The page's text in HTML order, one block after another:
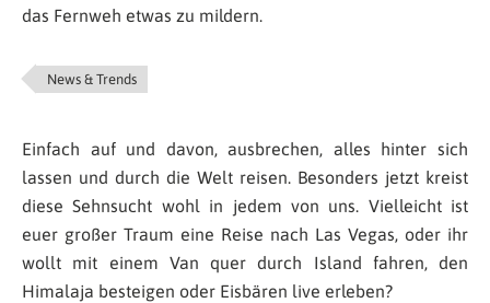
das Fernweh etwas zu mildern.
News & Trends
Einfach auf und davon, ausbrechen, alles hinter sich
lassen und durch die Welt reisen. Besonders jetzt kreist
diese Sehnsucht wohl in jedem von uns. Vielleicht ist
euer großer Traum eine Reise nach Las Vegas, oder ihr
wollt mit einem Van quer durch Island fahren, den
Himalaja besteigen oder Eisbären live erleben?